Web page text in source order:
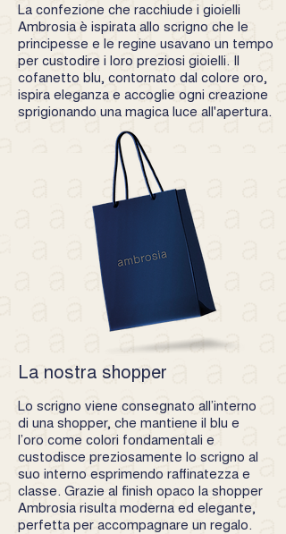
La confezione che racchiude i gioielli
Ambrosia è ispirata allo scrigno che le
principesse e le regine usavano un tempo
per custodire i loro preziosi gioielli. Il
cofanetto blu, contornato dal colore oro,
ispira eleganza e accoglie ogni creazione
sprigionando una magica luce all'apertura.
La nostra shopper
Lo scrigno viene consegnato all’interno
di una shopper, che mantiene il blu e
l’oro come colori fondamentali e
custodisce preziosamente lo scrigno al
suo interno esprimendo raffinatezza e
classe. Grazie al finish opaco la shopper
Ambrosia risulta moderna ed elegante,
perfetta per accompagnare un regalo.